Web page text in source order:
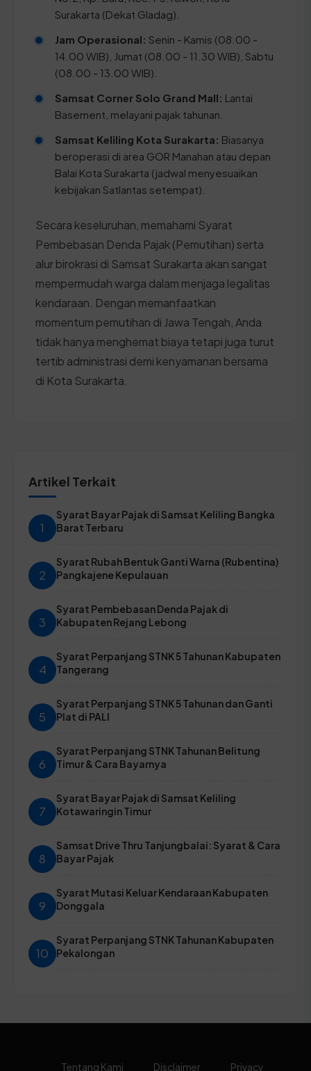
Surakarta (Dekat Gladag).
Jam Operasional: Senin - Kamis (08.00 -
14.00 WIB), Jumat (08.00 - 11.30 WIB), Sabtu
(08.00 - 13.00 WIB).
Samsat Corner Solo Grand Mall: Lantai
Basement, melayani pajak tahunan.
Samsat Keliling Kota Surakarta: Biasanya
beroperasi di area GOR Manahan atau depan
Balai Kota Surakarta (jadwal menyesuaikan
kebijakan Satlantas setempat).
Secara keseluruhan, memahami Syarat
Pembebasan Denda Pajak (Pemutihan) serta
alur birokrasi di Samsat Surakarta akan sangat
mempermudah warga dalam menjaga legalitas
kendaraan. Dengan memanfaatkan
momentum pemutihan di Jawa Tengah, Anda
tidak hanya menghemat biaya tetapi juga turut
tertib administrasi demi kenyamanan bersama
di Kota Surakarta.
Artikel Terkait
1
Syarat Bayar Pajak di Samsat Keliling Bangka
Barat Terbaru
2
Syarat Rubah Bentuk Ganti Warna (Rubentina)
Pangkajene Kepulauan
3
Syarat Pembebasan Denda Pajak di
Kabupaten Rejang Lebong
4
Syarat Perpanjang STNK 5 Tahunan Kabupaten
Tangerang
5
Syarat Perpanjang STNK 5 Tahunan dan Ganti
Plat di PALI
6
Syarat Perpanjang STNK Tahunan Belitung
Timur & Cara Bayarnya
7
Syarat Bayar Pajak di Samsat Keliling
Kotawaringin Timur
8
Samsat Drive Thru Tanjungbalai: Syarat & Cara
Bayar Pajak
9
Syarat Mutasi Keluar Kendaraan Kabupaten
Donggala
10
Syarat Perpanjang STNK Tahunan Kabupaten
Pekalongan
Tentang Kami Disclaimer Privacy